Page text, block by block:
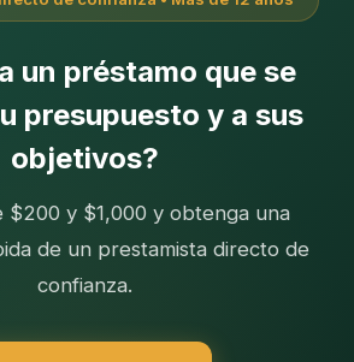
un préstamo que se
presupuesto y a sus
objetivos?
$200 y $1,000 y obtenga una
de un prestamista directo de
confianza.